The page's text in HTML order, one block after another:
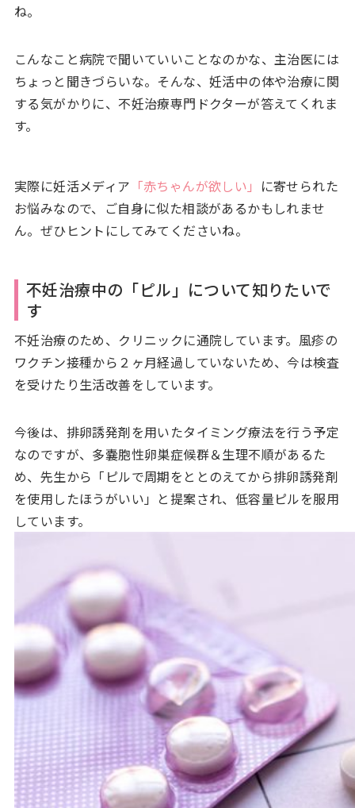
ね。
こんなこと病院で聞いていいことなのかな、主治医には
ちょっと聞きづらいな。そんな、妊活中の体や治療に関
する気がかりに、不妊治療専門ドクターが答えてくれま
す。
実際に妊活メディア 「赤ちゃんが欲しい」 に寄せられた
お悩みなので、ご自身に似た相談があるかもしれませ
ん。ぜひヒントにしてみてくださいね。
不妊治療中の「ピル」について知りたいで
す
不妊治療のため、クリニックに通院しています。風疹の
ワクチン接種から２ヶ月経過していないため、今は検査
を受けたり生活改善をしています。
今後は、排卵誘発剤を用いたタイミング療法を行う予定
なのですが、多嚢胞性卵巣症候群＆生理不順があるた
め、先生から「ピルで周期をととのえてから排卵誘発剤
を使用したほうがいい」と提案され、低容量ピルを服用
しています。